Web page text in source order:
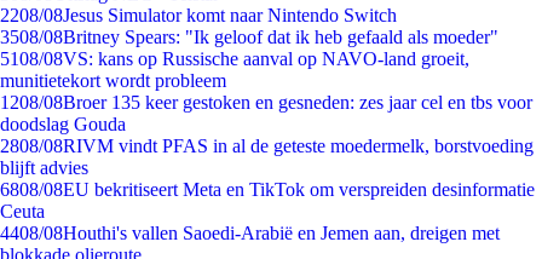
2208/08Jesus Simulator komt naar Nintendo Switch
3508/08Britney Spears: "Ik geloof dat ik heb gefaald als moeder"
5108/08VS: kans op Russische aanval op NAVO-land groeit,
munitietekort wordt probleem
1208/08Broer 135 keer gestoken en gesneden: zes jaar cel en tbs voor
doodslag Gouda
2808/08RIVM vindt PFAS in al de geteste moedermelk, borstvoeding
blijft advies
6808/08EU bekritiseert Meta en TikTok om verspreiden desinformatie
Ceuta
4408/08Houthi's vallen Saoedi-Arabië en Jemen aan, dreigen met
blokkade olieroute